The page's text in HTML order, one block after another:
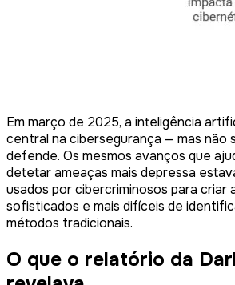
Em março de 2025, a inteligência
central na cibersegurança — mas não
defende. Os mesmos avanços que
detetar ameaças mais depressa
usados por cibercriminosos para criar
sofisticados e mais difíceis de
métodos tradicionais.
O que o relatório da